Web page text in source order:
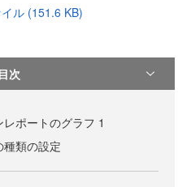
ル (151.6 KB)
目次
ポートのグラフ 1
種類の設定